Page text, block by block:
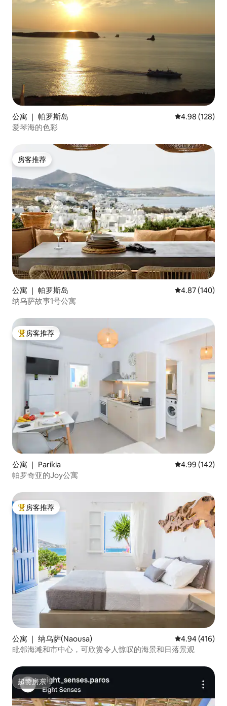
公寓 ｜ 帕罗斯岛 平均评分 4.98
4.98 (128)
爱琴海的色彩
房客推荐
房客推荐
公寓 ｜ 帕罗斯岛 平均评分 4.87
4.87 (140)
纳乌萨故事1号公寓
热门「房客推荐」
房客推荐
公寓 ｜ Parikia 平均评分 4.99
4.99 (142)
帕罗奇亚的Joy公寓
热门「房客推荐」
房客推荐
公寓 ｜ 纳乌萨(Naousa) 平均评分 4.94
4.94 (416)
毗邻海滩和市中心，可欣赏令人惊叹的海景和日落景观
超赞房东
超赞房东